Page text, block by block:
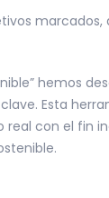
hemos
Esta
con el fin